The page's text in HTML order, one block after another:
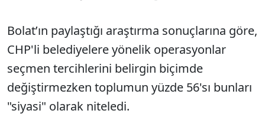
Bolat’ın paylaştığı araştırma sonuçlarına göre,
CHP'li belediyelere yönelik operasyonlar
seçmen tercihlerini belirgin biçimde
değiştirmezken toplumun yüzde 56'sı bunları
"siyasi" olarak niteledi.